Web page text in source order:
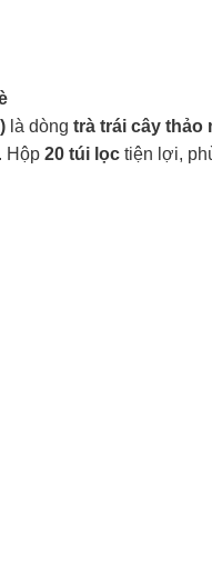
là dòng trà trái cây thảo
Hộp 20 túi lọctiện lợi,